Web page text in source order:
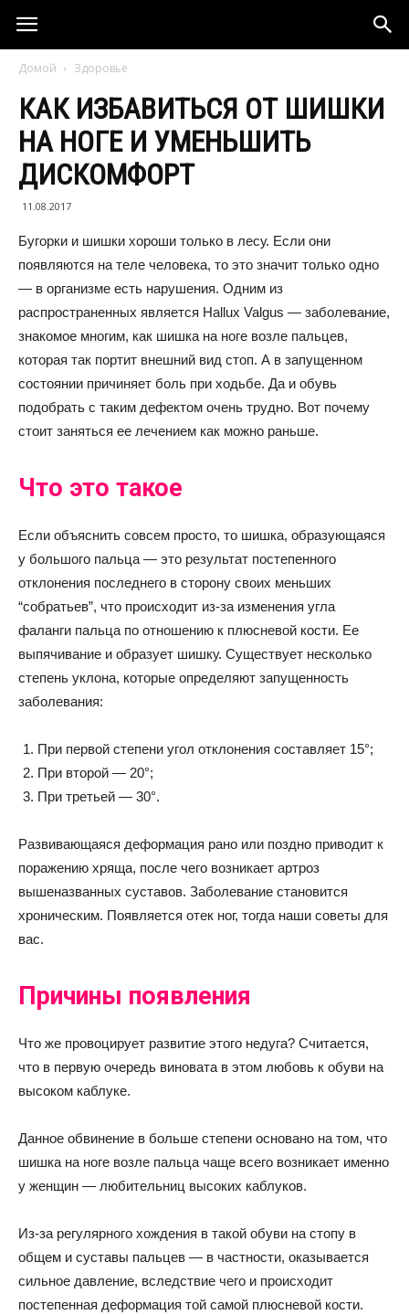
Домой Здоровье
КАК ИЗБАВИТЬСЯ ОТ ШИШКИ
НА НОГЕ И УМЕНЬШИТЬ
ДИСКОМФОРТ
11.08.2017
Бугорки и шишки хороши только в лесу. Если они
появляются на теле человека, то это значит только одно
— в организме есть нарушения. Одним из
распространенных является Hallux Valgus — заболевание,
знакомое многим, как шишка на ноге возле пальцев,
которая так портит внешний вид стоп. А в запущенном
состоянии причиняет боль при ходьбе. Да и обувь
подобрать с таким дефектом очень трудно. Вот почему
стоит заняться ее лечением как можно раньше.
Что это такое
Если объяснить совсем просто, то шишка, образующаяся
у большого пальца — это результат постепенного
отклонения последнего в сторону своих меньших
“собратьев”, что происходит из-за изменения угла
фаланги пальца по отношению к плюсневой кости. Ее
выпячивание и образует шишку. Существует несколько
степень уклона, которые определяют запущенность
заболевания:
При первой степени угол отклонения составляет 15°;
При второй — 20°;
При третьей — 30°.
Развивающаяся деформация рано или поздно приводит к
поражению хряща, после чего возникает артроз
вышеназванных суставов. Заболевание становится
хроническим. Появляется отек ног, тогда наши советы для
вас.
Причины появления
Что же провоцирует развитие этого недуга? Считается,
что в первую очередь виновата в этом любовь к обуви на
высоком каблуке.
Данное обвинение в больше степени основано на том, что
шишка на ноге возле пальца чаще всего возникает именно
у женщин — любительниц высоких каблуков.
Из-за регулярного хождения в такой обуви на стопу в
общем и суставы пальцев — в частности, оказывается
сильное давление, вследствие чего и происходит
постепенная деформация той самой плюсневой кости.